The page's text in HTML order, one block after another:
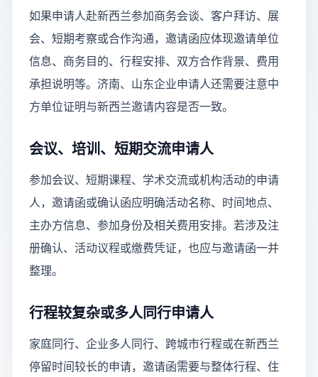
如果申请人赴新西兰参加商务会谈、客户拜访、展
会、短期考察或合作沟通，邀请函应体现邀请单位
信息、商务目的、行程安排、双方合作背景、费用
承担说明等。济南、山东企业申请人还需要注意中
方单位证明与新西兰邀请内容是否一致。
会议、培训、短期交流申请人
参加会议、短期课程、学术交流或机构活动的申请
人，邀请函或确认函应明确活动名称、时间地点、
主办方信息、参加身份及相关费用安排。若涉及注
册确认、活动议程或缴费凭证，也应与邀请函一并
整理。
行程较复杂或多人同行申请人
家庭同行、企业多人同行、跨城市行程或在新西兰
停留时间较长的申请，邀请函需要与整体行程、住